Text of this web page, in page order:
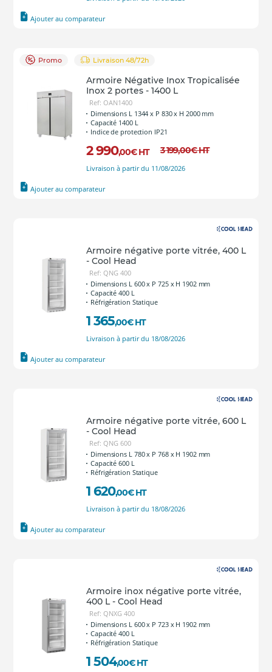
Ajouter au comparateur
Promo Livraison 48/72h
Armoire Négative Inox Tropicalisée
Inox 2 portes - 1400 L
Ref: OAN1400
Dimensions L 1344 x P 830 x H 2000 mm
Capacité 1400 L
Indice de protection IP21
2 990,00€ HT 3 199,00€HT
Livraison à partir du 11/08/2026
Ajouter au comparateur
Armoire négative porte vitrée, 400 L
- Cool Head
Ref: QNG 400
Dimensions L 600 x P 725 x H 1902 mm
Capacité 400 L
Réfrigération Statique
1 365,00€ HT
Livraison à partir du 18/08/2026
Ajouter au comparateur
Armoire négative porte vitrée, 600 L
- Cool Head
Ref: QNG 600
Dimensions L 780 x P 768 x H 1902 mm
Capacité 600 L
Réfrigération Statique
1 620,00€ HT
Livraison à partir du 18/08/2026
Ajouter au comparateur
Armoire inox négative porte vitrée,
400 L - Cool Head
Ref: QNXG 400
Dimensions L 600 x P 723 x H 1902 mm
Capacité 400 L
Réfrigération Statique
1 504,00€ HT